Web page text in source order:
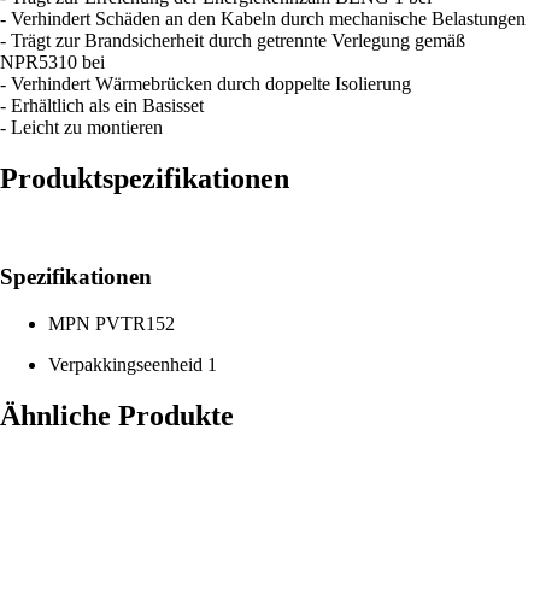
- Verhindert Schäden an den Kabeln durch mechanische Belastungen
- Trägt zur Brandsicherheit durch getrennte Verlegung gemäß
NPR5310 bei
- Verhindert Wärmebrücken durch doppelte Isolierung
- Erhältlich als ein Basisset
- Leicht zu montieren
Produktspezifikationen
Spezifikationen
MPN PVTR152
Verpakkingseenheid 1
Ähnliche Produkte